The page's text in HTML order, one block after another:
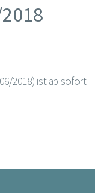
2018) ist ab sofort